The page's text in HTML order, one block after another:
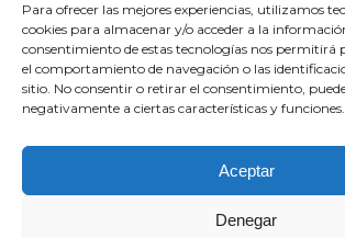
Para ofrecer las mejores experiencias, utilizamos
cookies para almacenar y/o acceder a la
consentimiento de estas tecnologías nos permitirá
el comportamiento de navegación o las
sitio. No consentir o retirar el consentimiento,
negativamente a ciertas características y funciones.
Aceptar
Denegar
Política de privacidad
Política de cookies